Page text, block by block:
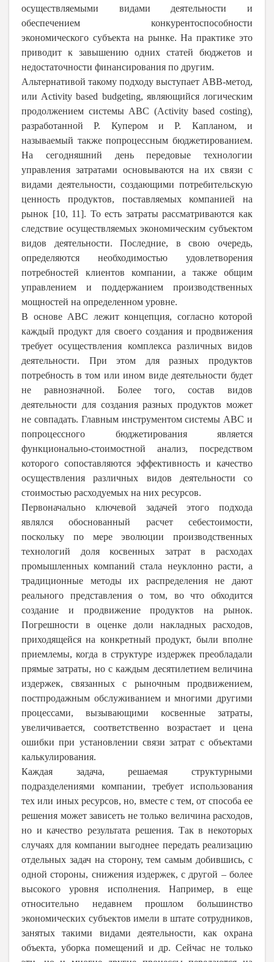
осуществляемыми видами деятельности и
обеспечением конкурентоспособности
экономического субъекта на рынке. На практике это
приводит к завышению одних статей бюджетов и
недостаточности финансирования по другим.
Альтернативой такому подходу выступает ABB-метод,
или Activity based budgeting, являющийся логическим
продолжением системы АВС (Activity based costing),
разработанной Р. Купером и Р. Капланом, и
называемый также попроцессным бюджетированием.
На сегодняшний день передовые технологии
управления затратами основываются на их связи с
видами деятельности, создающими потребительскую
ценность продуктов, поставляемых компанией на
рынок [10, 11]. То есть затраты рассматриваются как
следствие осуществляемых экономическим субъектом
видов деятельности. Последние, в свою очередь,
определяются необходимостью удовлетворения
потребностей клиентов компании, а также общим
управлением и поддержанием производственных
мощностей на определенном уровне.
В основе АВС лежит концепция, согласно которой
каждый продукт для своего создания и продвижения
требует осуществления комплекса различных видов
деятельности. При этом для разных продуктов
потребность в том или ином виде деятельности будет
не равнозначной. Более того, состав видов
деятельности для создания разных продуктов может
не совпадать. Главным инструментом системы АВС и
попроцессного бюджетирования является
функционально-стоимостной анализ, посредством
которого сопоставляются эффективность и качество
осуществления различных видов деятельности со
стоимостью расходуемых на них ресурсов.
Первоначально ключевой задачей этого подхода
являлся обоснованный расчет себестоимости,
поскольку по мере эволюции производственных
технологий доля косвенных затрат в расходах
промышленных компаний стала неуклонно расти, а
традиционные методы их распределения не дают
реального представления о том, во что обходится
создание и продвижение продуктов на рынок.
Погрешности в оценке доли накладных расходов,
приходящейся на конкретный продукт, были вполне
приемлемы, когда в структуре издержек преобладали
прямые затраты, но с каждым десятилетием величина
издержек, связанных с рыночным продвижением,
постпродажным обслуживанием и многими другими
процессами, вызывающими косвенные затраты,
увеличивается, соответственно возрастает и цена
ошибки при установлении связи затрат с объектами
калькулирования.
Каждая задача, решаемая структурными
подразделениями компании, требует использования
тех или иных ресурсов, но, вместе с тем, от способа ее
решения может зависеть не только величина расходов,
но и качество результата решения. Так в некоторых
случаях для компании выгоднее передать реализацию
отдельных задач на сторону, тем самым добившись, с
одной стороны, снижения издержек, с другой – более
высокого уровня исполнения. Например, в еще
относительно недавнем прошлом большинство
экономических субъектов имели в штате сотрудников,
занятых такими видами деятельности, как охрана
объекта, уборка помещений и др. Сейчас не только